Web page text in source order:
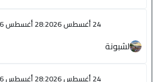
24 أغسطس 2026 :28 أغسطس 2026
لشبونة
24 أغسطس 2026 :28 أغسطس 2026